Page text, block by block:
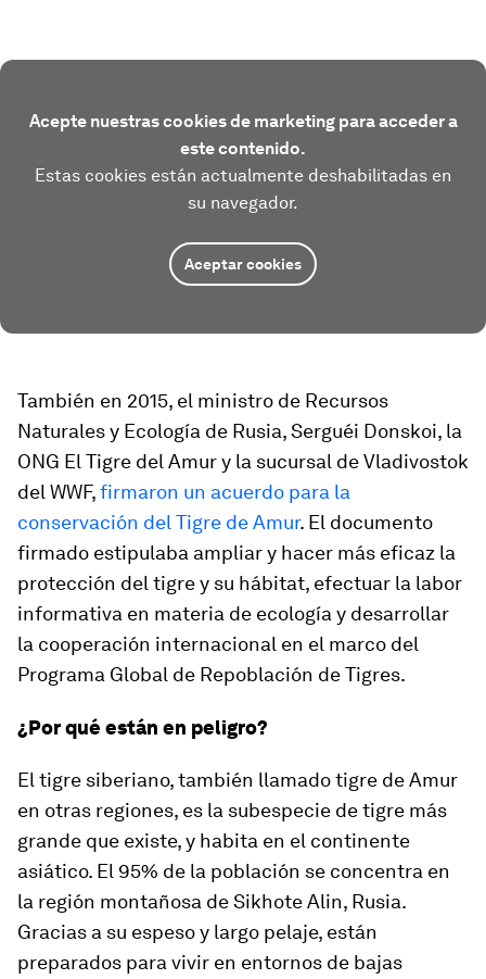
Acepte nuestras cookies de marketing para acceder a
este contenido.
Estas cookies están actualmente deshabilitadas en
su navegador.
Aceptar cookies
También en 2015, el ministro de Recursos
Naturales y Ecología de Rusia, Serguéi Donskoi, la
ONG El Tigre del Amur y la sucursal de Vladivostok
del WWF,firmaron un acuerdo para la
conservación del Tigre de Amur. El documento
firmado estipulaba ampliar y hacer más eficaz la
protección del tigre y su hábitat, efectuar la labor
informativa en materia de ecología y desarrollar
la cooperación internacional en el marco del
Programa Global de Repoblación de Tigres.
¿Por qué están en peligro?
El tigre siberiano, también llamado tigre de Amur
en otras regiones, es la subespecie de tigre más
grande que existe, y habita en el continente
asiático. El 95% de la población se concentra en
la región montañosa de Sikhote Alin, Rusia.
Gracias a su espeso y largo pelaje, están
preparados para vivir en entornos de bajas